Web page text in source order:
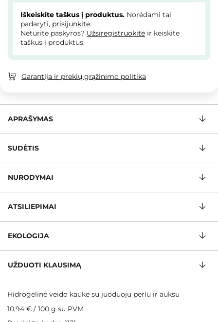
Iškeiskite taškus į produktus. Norėdami tai
padaryti, prisijunkite.
Neturite paskyros? Užsiregistruokite ir keiskite
taškus į produktus.
Garantija ir prekių grąžinimo politika
APRAŠYMAS
SUDĖTIS
NURODYMAI
ATSILIEPIMAI
EKOLOGIJA
UŽDUOTI KLAUSIMĄ
Hidrogelinė veido kaukė su juoduoju perlu ir auksu
10,94 € / 100 g su PVM